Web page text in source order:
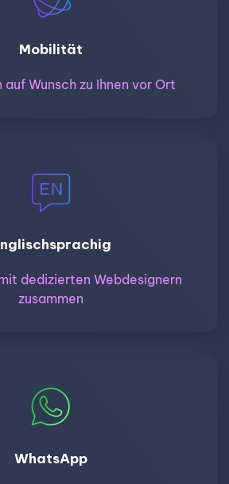
Mobilität
auf Wunsch zu Ihnen vor Ort
dedizierten Webdesignern
zusammen
WhatsApp